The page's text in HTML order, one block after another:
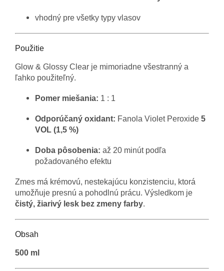
vhodný pre všetky typy vlasov
Použitie
Glow & Glossy Clear je mimoriadne všestranný a
ľahko použiteľný.
Pomer miešania: 1 : 1
Odporúčaný oxidant: Fanola Violet Peroxide 5
VOL (1,5 %)
Doba pôsobenia: až 20 minút podľa
požadovaného efektu
Zmes má krémovú, nestekajúcu konzistenciu, ktorá
umožňuje presnú a pohodlnú prácu. Výsledkom je
čistý, žiarivý lesk bez zmeny farby.
Obsah
500 ml